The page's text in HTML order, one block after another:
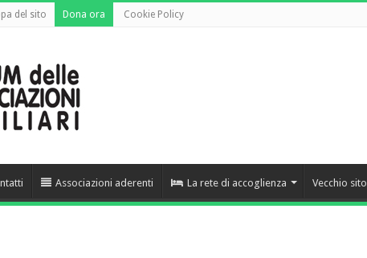
del sito Dona ora Cookie Policy
Associazioni aderenti La rete di accoglienza Vecchio sito